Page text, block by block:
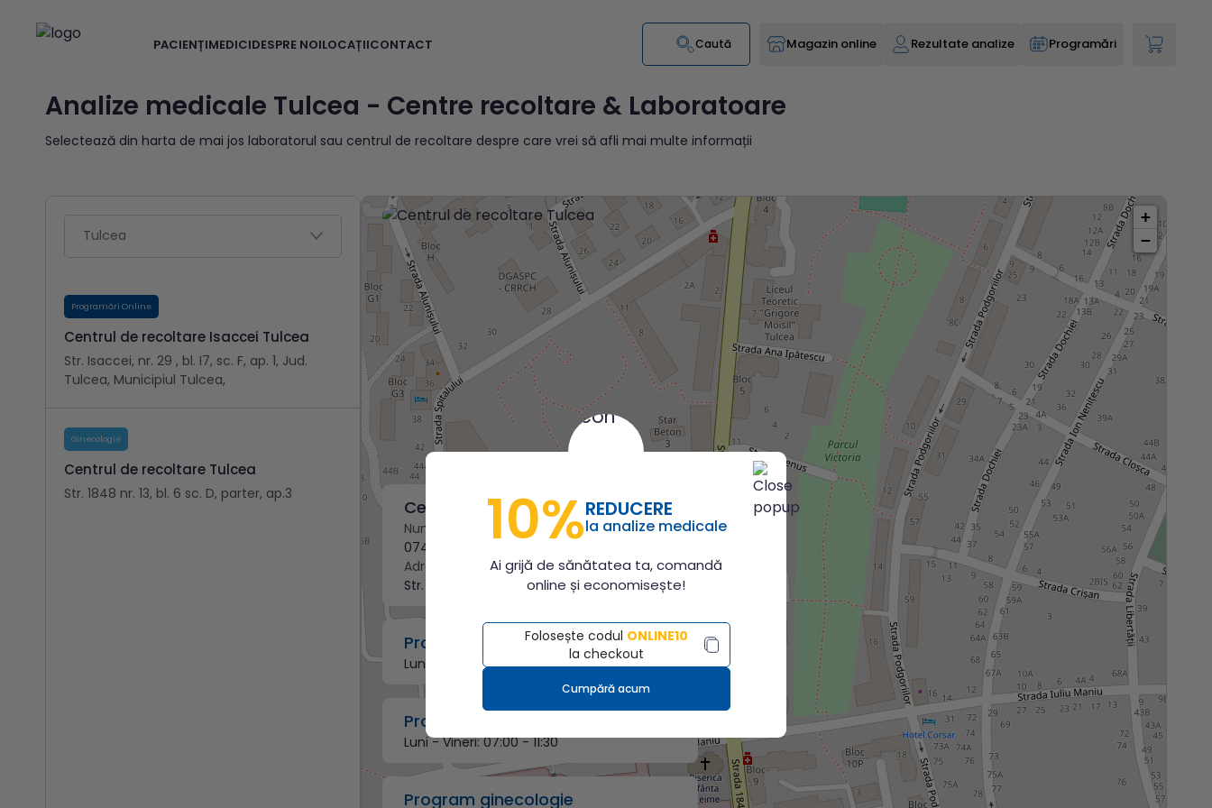
PACIENȚIMEDICIDESPRE NOILOCAȚIICONTACT Caută Magazin online Rezultate analize Programări
Analize medicale Tulcea - Centre recoltare & Laboratoare
Selectează din harta de mai jos laboratorul sau centrul de recoltare despre care vrei să afli mai multe informații
Programări Online
Centrul de recoltare Isaccei Tulcea
Str. Isaccei, nr. 29 , bl. I7, sc. F, ap. 1, Jud.
Tulcea, Municipiul Tulcea,
Ginecologie
Centrul de recoltare Tulcea
Str. 1848 nr. 13, bl. 6 sc. D, parter, ap.3
Centrul de recoltare Tulcea
Număr de telefon
0744 431 844
Adresă
Str. 1848 nr. 13, bl. 6 sc. D, parter, ap.3
Program de lucru
Luni - Vineri: 07:00 - 15:00
Program de recoltare
Luni - Vineri:07:00 - 11:30
Program ginecologie
+
−
10%REDUCERE
la analize medicale
Ai grijă de sănătatea ta, comandă
online și economisește!
Folosește codul ONLINE10
la checkout
Cumpără acum